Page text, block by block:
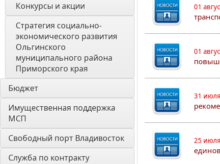
Конкурсы и акции
Стратегия социально-
экономического развития
Ольгинского
муниципального района
Приморского края
Бюджет
Имущественная поддержка
МСП
Свободный порт Владивосток
Служба по контракту
01
01
31
25